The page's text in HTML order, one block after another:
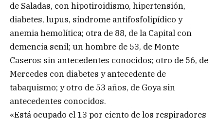
de Saladas, con hipotiroidismo, hipertensión,
diabetes, lupus, síndrome antifosfolipídico y
anemia hemolítica; otra de 88, de la Capital con
demencia senil; un hombre de 53, de Monte
Caseros sin antecedentes conocidos; otro de 56, de
Mercedes con diabetes y antecedente de
tabaquismo; y otro de 53 años, de Goya sin
antecedentes conocidos.
«Está ocupado el 13 por ciento de los respiradores